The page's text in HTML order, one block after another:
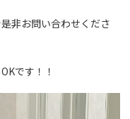
非お問い合わせくださ
です！！